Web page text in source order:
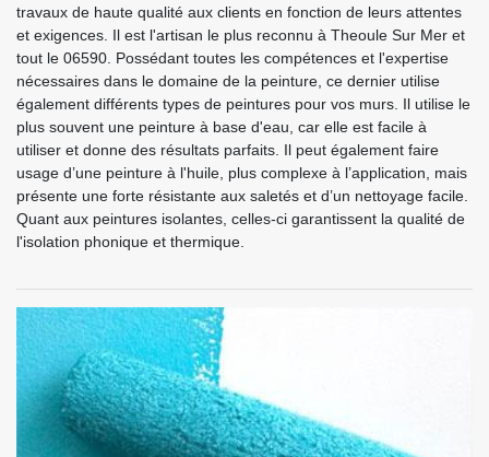
travaux de haute qualité aux clients en fonction de leurs attentes
et exigences. Il est l'artisan le plus reconnu à Theoule Sur Mer et
tout le 06590. Possédant toutes les compétences et l'expertise
nécessaires dans le domaine de la peinture, ce dernier utilise
également différents types de peintures pour vos murs. Il utilise le
plus souvent une peinture à base d'eau, car elle est facile à
utiliser et donne des résultats parfaits. Il peut également faire
usage d’une peinture à l'huile, plus complexe à l’application, mais
présente une forte résistante aux saletés et d’un nettoyage facile.
Quant aux peintures isolantes, celles-ci garantissent la qualité de
l'isolation phonique et thermique.